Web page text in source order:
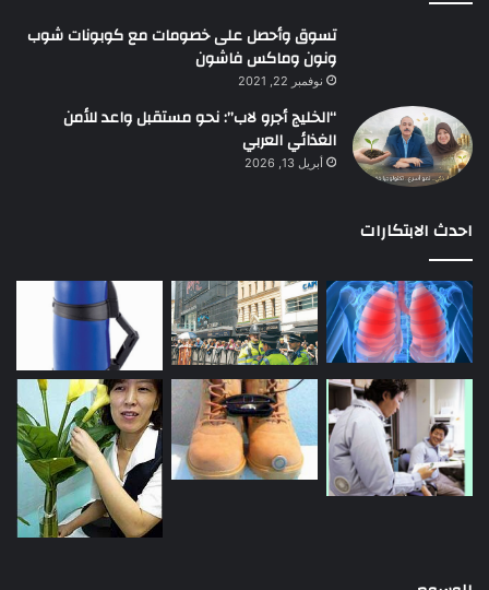
تسوق وأحصل على خصومات مع كوبونات شوب
ونون وماكس فاشون
نوفمبر 22, 2021
“الخليج أجرو لاب”: نحو مستقبل واعد للأمن
الغذائي العربي
أبريل 13, 2026
احدث الابتكارات